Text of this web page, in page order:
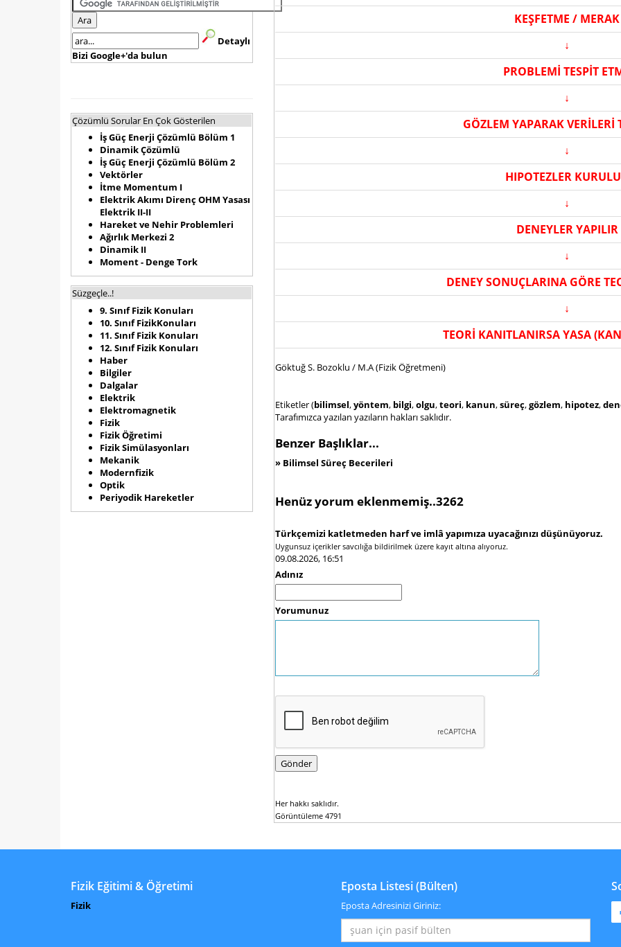
Detaylı
Bizi Google+'da bulun
Çözümlü Sorular En Çok Gösterilen
İş Güç Enerji Çözümlü Bölüm 1
Dinamik Çözümlü
İş Güç Enerji Çözümlü Bölüm 2
Vektörler
İtme Momentum I
Elektrik Akımı Direnç OHM Yasası
Elektrik II-II
Hareket ve Nehir Problemleri
Ağırlık Merkezi 2
Dinamik II
Moment - Denge Tork
Süzgeçle..!
9. Sınıf Fizik Konuları
10. Sınıf FizikKonuları
11. Sınıf Fizik Konuları
12. Sınıf Fizik Konuları
Haber
Bilgiler
Dalgalar
Elektrik
Elektromagnetik
Fizik
Fizik Öğretimi
Fizik Simülasyonları
Mekanik
Modernfizik
Optik
Periyodik Hareketler
KEŞFETME / MERAK
↓
PROBLEMİ TESPİT
↓
GÖZLEM YAPARAK VERİLERİ
↓
HIPOTEZLER
↓
DENEYLER YAPILIR
↓
DENEY SONUÇLARINA GÖRE
↓
TEORİ KANITLANIRSA YASA
Göktuğ S. Bozoklu / M.A (Fizik Öğretmeni)
Etiketler (bilimsel,yöntem, bilgi,olgu,teori, kanun,süreç,gözlem, hipotez,
Tarafımızca yazılan yazıların hakları saklıdır.
Benzer Başlıklar...
» Bilimsel Süreç Becerileri
Henüz yorum eklenmemiş..3262
Türkçemizi katletmeden harf ve imlâ yapımıza uyacağınızı düşünüyoruz.
Uygunsuz içerikler savcılığa bildirilmek üzere kayıt altına alıyoruz.
09.08.2026, 16:51
Adınız
Yorumunuz
Her hakkı saklıdır.
Görüntüleme 4791
Fizik Eğitimi & Öğretimi
Fizik
Eposta Listesi (Bülten)
Eposta Adresinizi Giriniz: